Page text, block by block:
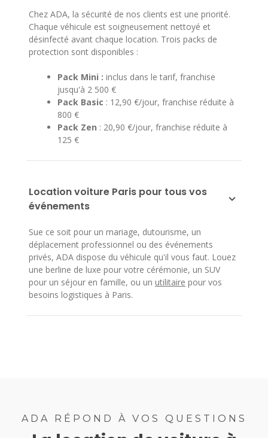
Chez ADA, la sécurité de nos clients est une priorité.
Chaque véhicule est soigneusement nettoyé et
désinfecté avant chaque location. Trois packs de
protection sont disponibles :
Pack Mini : inclus dans le tarif, franchise
jusqu'à 2 500 €
Pack Basic : 12,90 €/jour, franchise réduite à
800 €
Pack Zen : 20,90 €/jour, franchise réduite à
125 €
Location voiture Paris pour tous vos
événements
Sue ce soit pour un mariage, dutourisme, un
déplacement professionnel ou des événements
privés, ADA dispose du véhicule qu'il vous faut. Louez
une berline de luxe pour votre cérémonie, un SUV
pour un séjour en famille, ou un utilitaire pour vos
besoins logistiques à Paris.
ADA RÉPOND À VOS QUESTIONS